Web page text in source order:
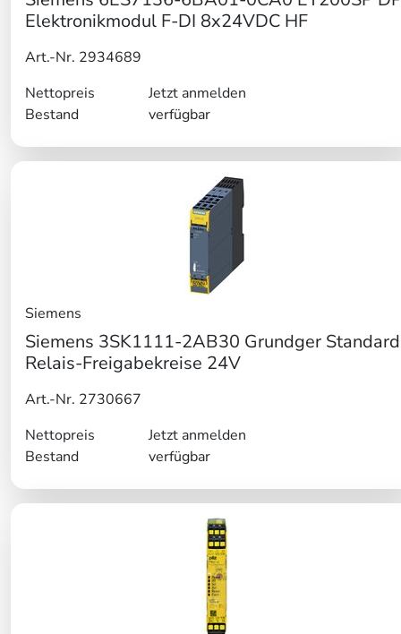
Elektronikmodul F-DI 8x24VDC HF
Art.-Nr. 2934689
Nettopreis
Jetzt anmelden
Bestand
verfügbar
Siemens
Siemens 3SK1111-2AB30 Grundger Standard
Relais-Freigabekreise 24V
Art.-Nr. 2730667
Nettopreis
Jetzt anmelden
Bestand
verfügbar